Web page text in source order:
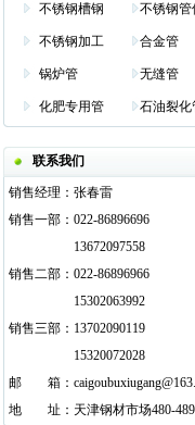
不锈钢槽钢 不锈钢管
不锈钢加工 合金管
锅炉管 无缝管
化肥专用管 石油裂化
联系我们
销售经理： 张春雷
销售一部： 022-86896696
13672097558
销售二部： 022-86896966
15302063992
销售三部： 13702090119
15320072028
邮
箱：
地
址： 天津钢材市场480-